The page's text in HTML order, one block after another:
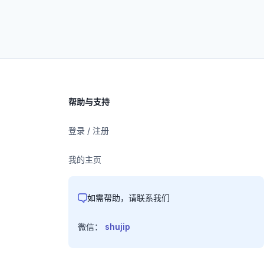
帮助与支持
登录 / 注册
我的主页
如需帮助，请联系我们
微信： shujip